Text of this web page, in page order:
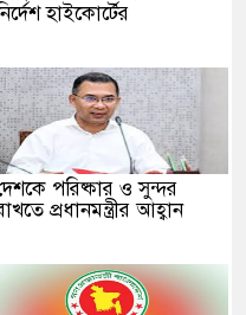
হাইকোর্টের
পরিষ্কার ও সুন্দর
প্রধানমন্ত্রীর আহ্বান